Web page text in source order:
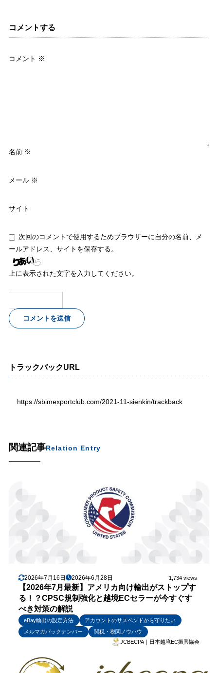
コメントする
コメント ※
名前 ※
メール ※
サイト
次回のコメントで使用するためブラウザーに自分の名前、メ
ールアドレス、サイトを保存する。
上に表示された文字を入力してください。
トラックバックURL
https://sbimexportclub.com/2021-11-sienkin/trackback
関連記事Relation Entry
2026年7月16日 2026年6月28日 1,734 views
【2026年7月最新】アメリカ向け輸出がストップす
る！？CPSC規制強化と越境ECセラーが今すぐす
べき対策の解説
eBay輸出の設定方法
アカウントのサスペンドから守りたい
メルマガバックナンバー
関税・税関ノウハウ
JCBECPA｜日本越境EC振興協会